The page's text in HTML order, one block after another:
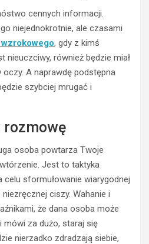
cennych informacji.
niejednokrotnie, ale czasami
, gdy z kimś
nieuczciwy, również będzie miał
A naprawdę podstępna
szybciej mrugać i
rozmowę
osoba powtarza Twoje
Jest to taktyka
celu sformułowanie wiarygodnej
ciszy. Wahanie i
że dana osoba może
mówi za dużo, staraj się
nierzadko zdradzają siebie,